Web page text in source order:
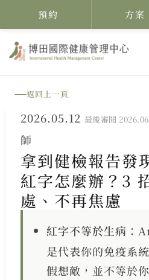
至
主
預約 方案
返回上一頁
2026.05.12 最後審閱
師
拿到健檢報告
紅字怎麼辦？3
處、不再焦慮
紅字不等於生病 ：
是代表你的免疫系
假想敵，並不等於